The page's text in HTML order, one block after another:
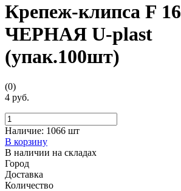
Крепеж-клипса F 16
ЧЕРНАЯ U-plast
(упак.100шт)
(0)
4 руб.
Наличие: 1066 шт
В корзину
В наличии на складах
Город
Доставка
Количество